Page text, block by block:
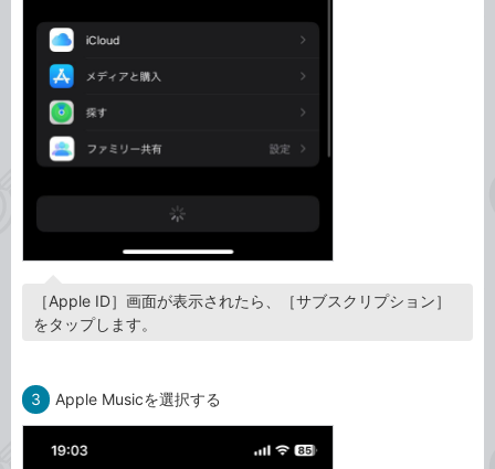
［Apple ID］画面が表示されたら、［サブスクリプション］
をタップします。
3 Apple Musicを選択する